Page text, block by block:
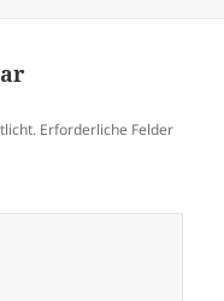
Erforderliche Felder